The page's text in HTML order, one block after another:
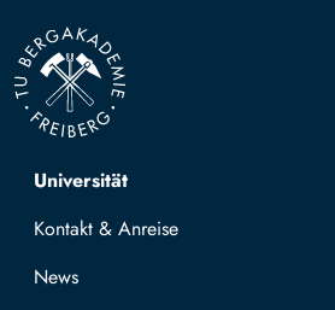
Top navigation
Universität
Kontakt & Anreise
News